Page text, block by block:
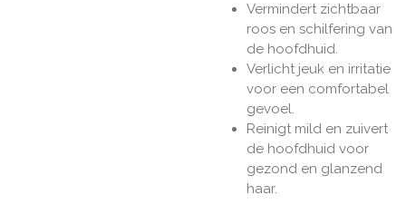
Vermindert zichtbaar
roos en schilfering van
de hoofdhuid.
Verlicht jeuk en irritatie
voor een comfortabel
gevoel.
Reinigt mild en zuivert
de hoofdhuid voor
gezond en glanzend
haar.